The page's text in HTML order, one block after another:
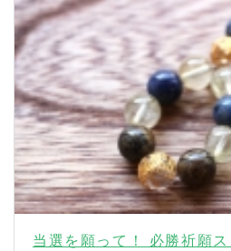
当選を願って！ 必勝祈願